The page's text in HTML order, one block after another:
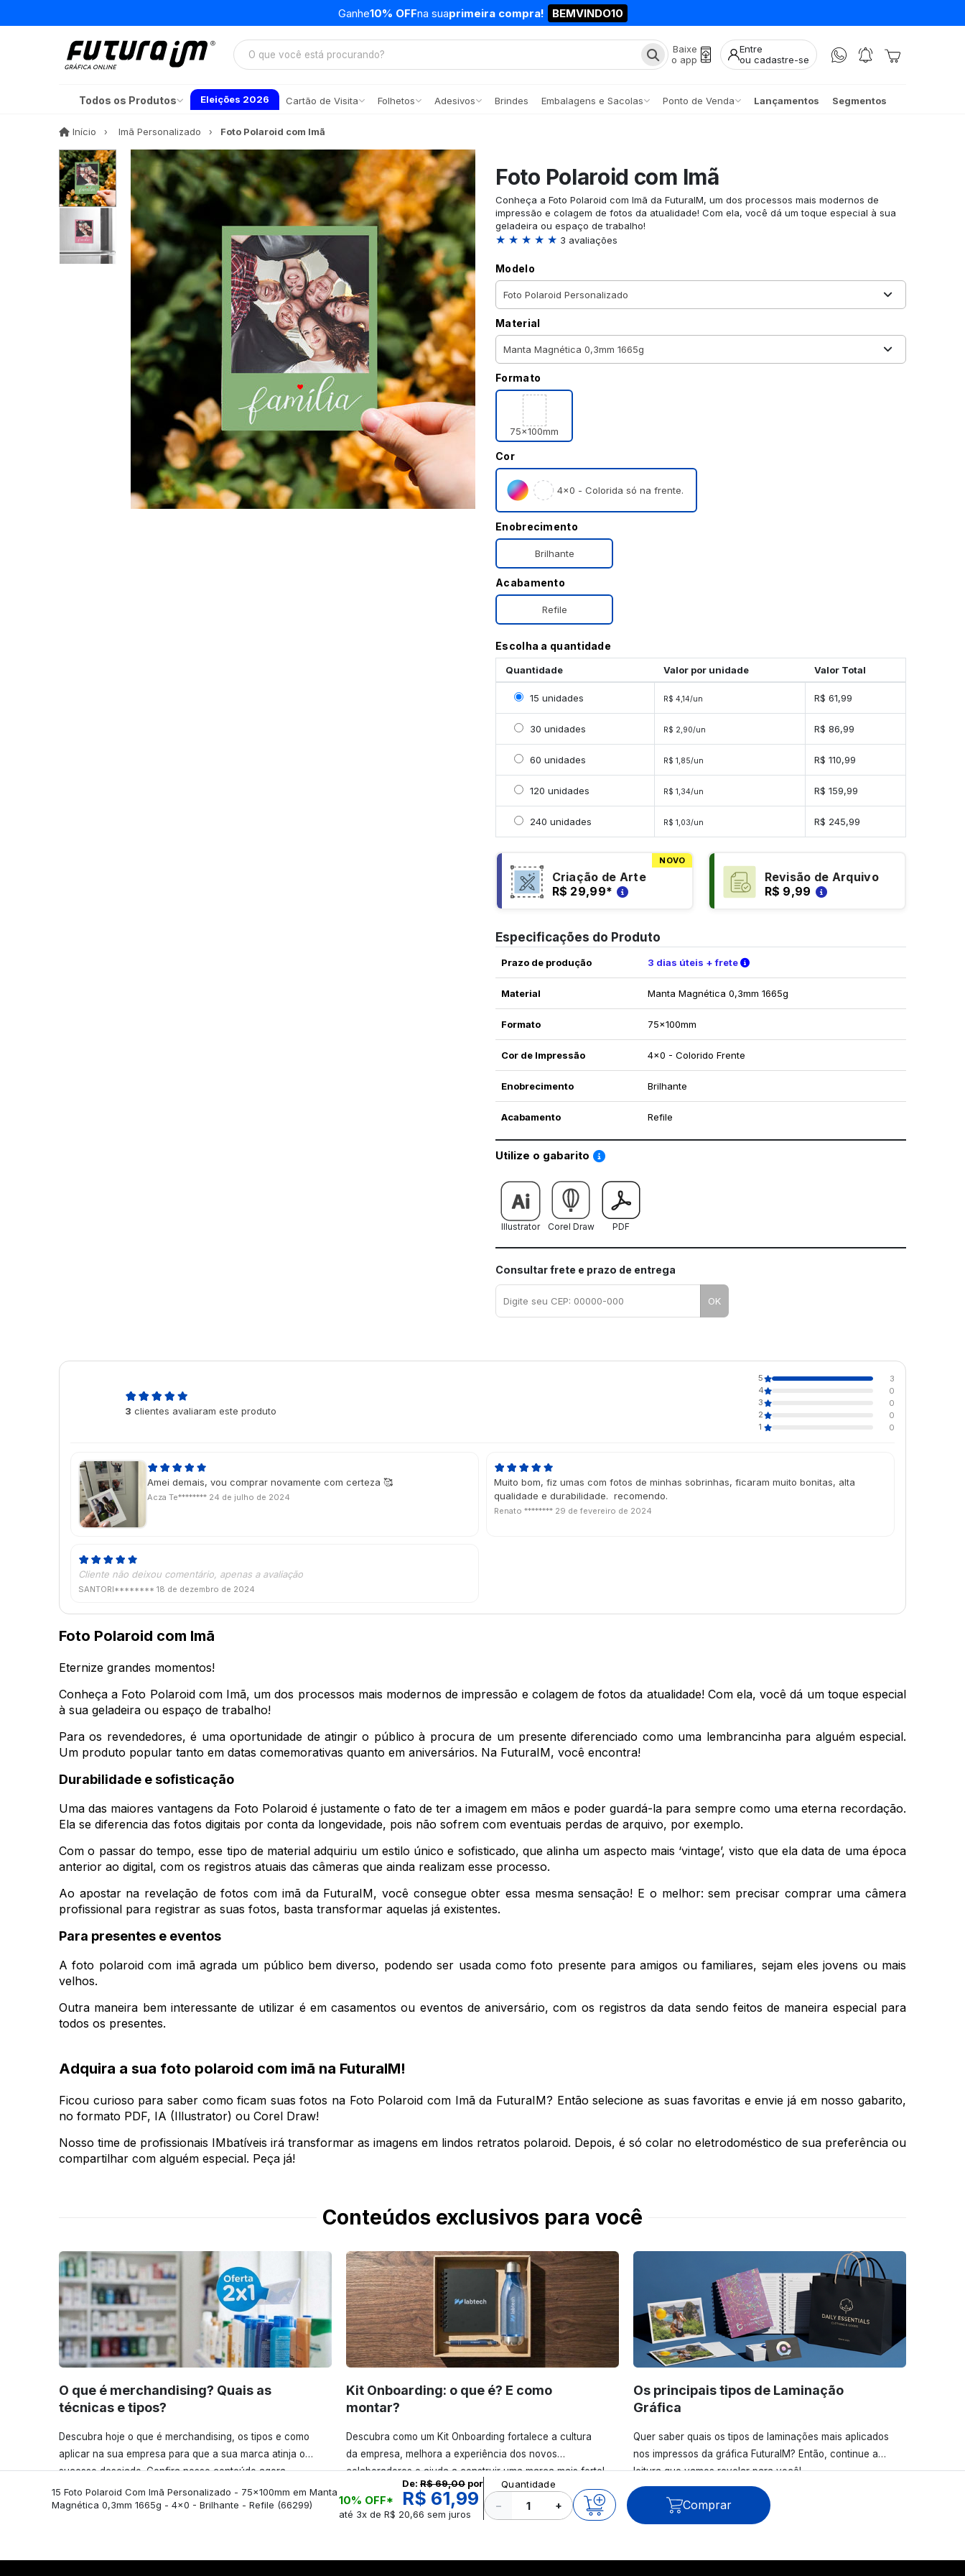
Ganhe10% OFFna suaprimeira compra! BEMVINDO10
Baixe
o app
Entre
ou cadastre-se
Todos os Produtos Eleições 2026 Cartão de Visita Folhetos Adesivos Brindes Embalagens e Sacolas Ponto de Venda Lançamentos Segmentos
Início InícioImã Personalizado Foto Polaroid com Imã
Foto Polaroid com Imã
Conheça a Foto Polaroid com Imã da FuturaIM, um dos processos mais modernos de
impressão e colagem de fotos da atualidade! Com ela, você dá um toque especial à sua
geladeira ou espaço de trabalho!
★ ★ ★ ★ ★ 3 avaliações
Modelo
Material
Formato
75x100mm
Cor
4×0 - Colorida só na frente.
Enobrecimento
Brilhante
Acabamento
Refile
Escolha a quantidade
Quantidade Valor por unidade Valor Total
Selecionar 15 unidades
15 unidades R$ 4,14/un R$ 61,99
Selecionar 30 unidades
30 unidades R$ 2,90/un R$ 86,99
Selecionar 60 unidades
60 unidades R$ 1,85/un R$ 110,99
Selecionar 120 unidades
120 unidades R$ 1,34/un R$ 159,99
Selecionar 240 unidades
240 unidades R$ 1,03/un R$ 245,99
NOVO
Criação de Arte
R$ 29,99*
Revisão de Arquivo
R$ 9,99
Especificações do Produto
Prazo de produção 3 dias úteis + frete Verifique as condições de entrega
Material Manta Magnética 0,3mm 1665g
Formato 75x100mm
Cor de Impressão 4x0 - Colorido Frente
Enobrecimento Brilhante
Acabamento Refile
Utilize o gabarito Saiba como utilizar os nossos gabaritos
Illustrator Corel Draw PDF
Consultar frete e prazo de entrega
OK
3 clientes avaliaram este produto
5
3
4
0
3
0
2
0
1
0
Amei demais, vou comprar novamente com certeza 🥰
Acza Te******** 24 de julho de 2024
Muito bom, fiz umas com fotos de minhas sobrinhas, ficaram muito bonitas, alta
qualidade e durabilidade. recomendo.
Renato ******** 29 de fevereiro de 2024
Cliente não deixou comentário, apenas a avaliação
SANTORI******** 18 de dezembro de 2024
Foto Polaroid com Imã
Eternize grandes momentos!
Conheça a Foto Polaroid com Imã, um dos processos mais modernos de impressão e colagem de fotos da atualidade! Com ela, você dá um toque especial
à sua geladeira ou espaço de trabalho!
Para os revendedores, é uma oportunidade de atingir o público à procura de um presente diferenciado como uma lembrancinha para alguém especial.
Um produto popular tanto em datas comemorativas quanto em aniversários. Na FuturaIM, você encontra!
Durabilidade e sofisticação
Uma das maiores vantagens da Foto Polaroid é justamente o fato de ter a imagem em mãos e poder guardá-la para sempre como uma eterna recordação.
Ela se diferencia das fotos digitais por conta da longevidade, pois não sofrem com eventuais perdas de arquivo, por exemplo.
Com o passar do tempo, esse tipo de material adquiriu um estilo único e sofisticado, que alinha um aspecto mais ‘vintage’, visto que ela data de uma época
anterior ao digital, com os registros atuais das câmeras que ainda realizam esse processo.
Ao apostar na revelação de fotos com imã da FuturaIM, você consegue obter essa mesma sensação! E o melhor: sem precisar comprar uma câmera
profissional para registrar as suas fotos, basta transformar aquelas já existentes.
Para presentes e eventos
A foto polaroid com imã agrada um público bem diverso, podendo ser usada como foto presente para amigos ou familiares, sejam eles jovens ou mais
velhos.
Outra maneira bem interessante de utilizar é em casamentos ou eventos de aniversário, com os registros da data sendo feitos de maneira especial para
todos os presentes.
Adquira a sua foto polaroid com imã na FuturaIM!
Ficou curioso para saber como ficam suas fotos na Foto Polaroid com Imã da FuturaIM? Então selecione as suas favoritas e envie já em nosso gabarito,
no formato PDF, IA (Illustrator) ou Corel Draw!
Nosso time de profissionais IMbatíveis irá transformar as imagens em lindos retratos polaroid. Depois, é só colar no eletrodoméstico de sua preferência ou
compartilhar com alguém especial. Peça já!
Conteúdos exclusivos para você
O que é merchandising? Quais as
técnicas e tipos?
Descubra hoje o que é merchandising, os tipos e como
aplicar na sua empresa para que a sua marca atinja o
sucesso desejado. Confira nosso conteúdo agora
mesmo!
Kit Onboarding: o que é? E como
montar?
Descubra como um Kit Onboarding fortalece a cultura
da empresa, melhora a experiência dos novos
colaboradores e ajuda a construir uma marca mais forte!
Os principais tipos de Laminação
Gráfica
Quer saber quais os tipos de laminações mais aplicados
nos impressos da gráfica FuturaIM? Então, continue a
leitura que vamos revelar para você!
15 Foto Polaroid Com Imã Personalizado - 75x100mm em Manta
Magnética 0,3mm 1665g - 4x0 - Brilhante - Refile (66299) 10% OFF*
De: R$ 69,00 por
R$ 61,99
até 3x de R$ 20,66 sem juros
Quantidade
− + Comprar